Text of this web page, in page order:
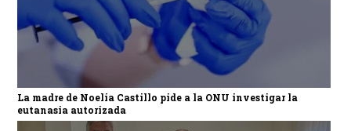
La madre de Noelia Castillo pide a la ONU investigar la
eutanasia autorizada